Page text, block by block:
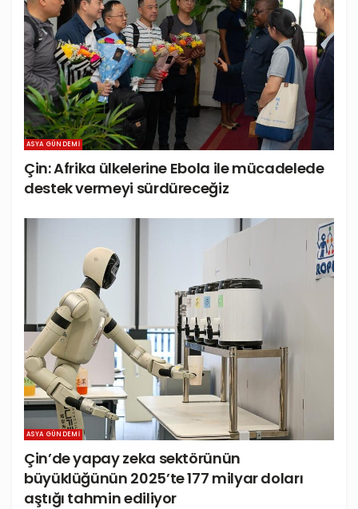
ASYA GÜNDEMI
Çin: Afrika ülkelerine Ebola ile mücadelede
destek vermeyi sürdüreceğiz
ASYA GÜNDEMI
Çin’de yapay zeka sektörünün
büyüklüğünün 2025’te 177 milyar doları
aştığı tahmin ediliyor